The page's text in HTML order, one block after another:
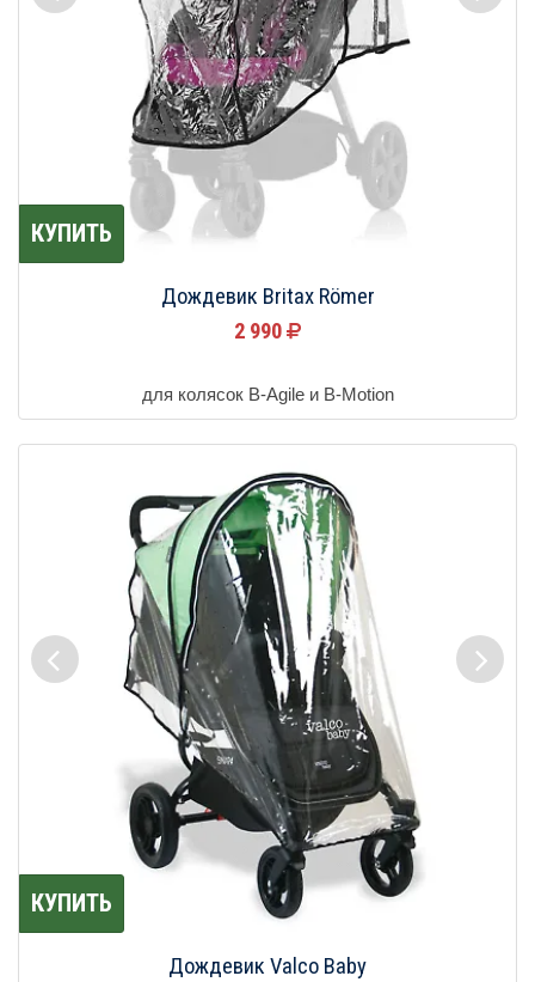
КУПИТЬ
Дождевик Britax Römer
2 990
для колясок B-Agile и B-Motion
КУПИТЬ
Дождевик Valco Baby